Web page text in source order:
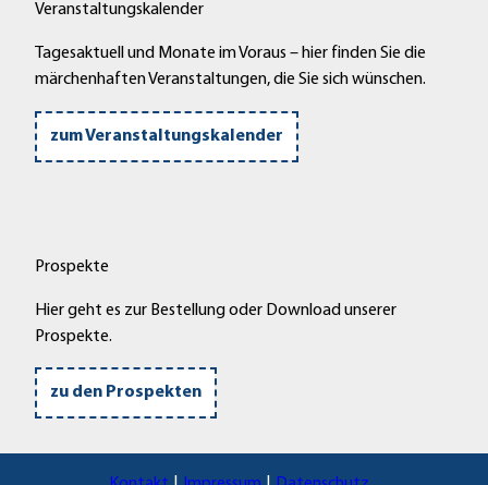
Veranstaltungskalender
Tagesaktuell und Monate im Voraus – hier finden Sie die
märchenhaften Veranstaltungen, die Sie sich wünschen.
zum Veranstaltungskalender
Prospekte
Hier geht es zur Bestellung oder Download unserer
Prospekte.
zu den Prospekten